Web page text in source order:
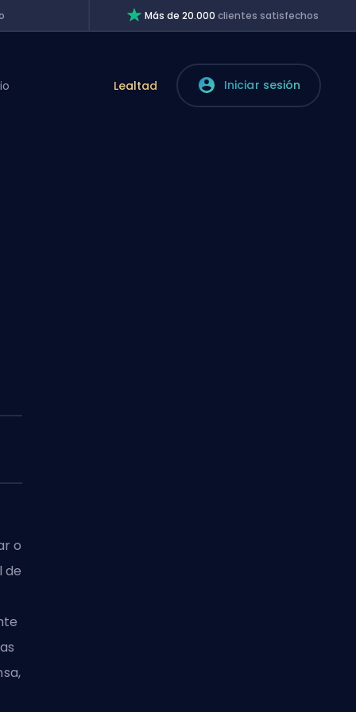
Más de 20.000clientes satisfechos
Lealtad Iniciar sesión
o
de